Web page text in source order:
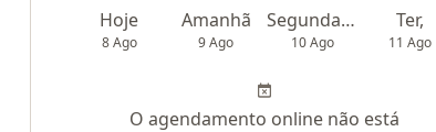
Hoje
8 Ago
Amanhã
9 Ago
Segunda-feira
10 Ago
Ter,
11 Ago
O agendamento online não está